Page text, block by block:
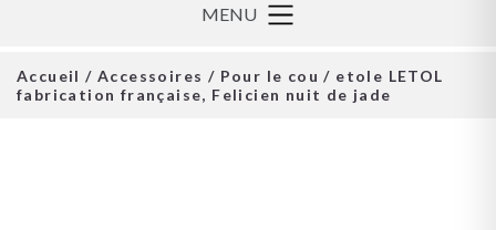
Accueil /Accessoires / Pour le cou / etole LETOL
fabrication française, Felicien nuit de jade